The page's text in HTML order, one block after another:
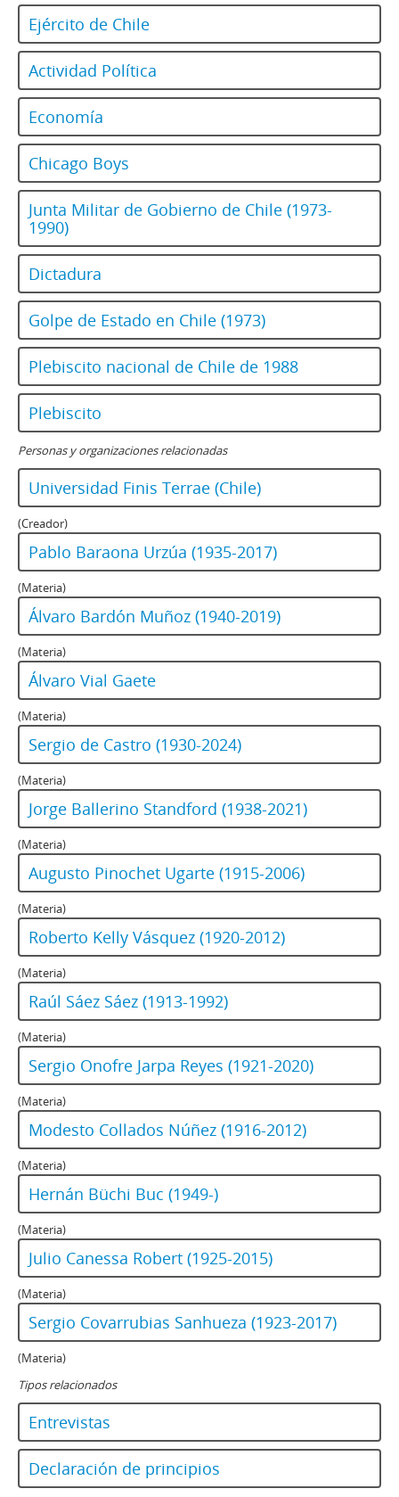
Ejército de Chile
Actividad Política
Economía
Chicago Boys
Junta Militar de Gobierno de Chile (1973-
1990)
Dictadura
Golpe de Estado en Chile (1973)
Plebiscito nacional de Chile de 1988
Plebiscito
Personas y organizaciones relacionadas
Universidad Finis Terrae (Chile)
(Creador)
Pablo Baraona Urzúa (1935-2017)
(Materia)
Álvaro Bardón Muñoz (1940-2019)
(Materia)
Álvaro Vial Gaete
(Materia)
Sergio de Castro (1930-2024)
(Materia)
Jorge Ballerino Standford (1938-2021)
(Materia)
Augusto Pinochet Ugarte (1915-2006)
(Materia)
Roberto Kelly Vásquez (1920-2012)
(Materia)
Raúl Sáez Sáez (1913-1992)
(Materia)
Sergio Onofre Jarpa Reyes (1921-2020)
(Materia)
Modesto Collados Núñez (1916-2012)
(Materia)
Hernán Büchi Buc (1949-)
(Materia)
Julio Canessa Robert (1925-2015)
(Materia)
Sergio Covarrubias Sanhueza (1923-2017)
(Materia)
Tipos relacionados
Entrevistas
Declaración de principios